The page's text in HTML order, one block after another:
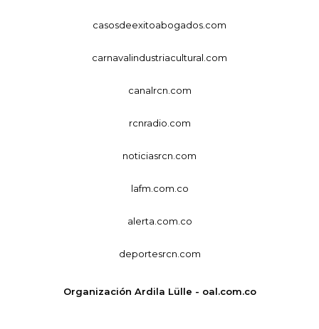
casosdeexitoabogados.com
carnavalindustriacultural.com
canalrcn.com
rcnradio.com
noticiasrcn.com
lafm.com.co
alerta.com.co
deportesrcn.com
Organización Ardila Lülle - oal.com.co